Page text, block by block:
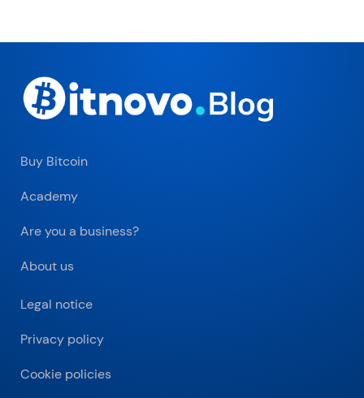
Buy Bitcoin
Academy
Are you a business?
About us
Legal notice
Privacy policy
Cookie policies